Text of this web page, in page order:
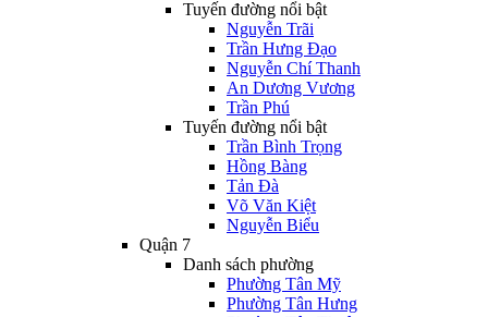
Tuyến đường nổi bật
Nguyễn Trãi
Trần Hưng Đạo
Nguyễn Chí Thanh
An Dương Vương
Trần Phú
Tuyến đường nổi bật
Trần Bình Trọng
Hồng Bàng
Tản Đà
Võ Văn Kiệt
Nguyễn Biểu
Quận 7
Danh sách phường
Phường Tân Mỹ
Phường Tân Hưng